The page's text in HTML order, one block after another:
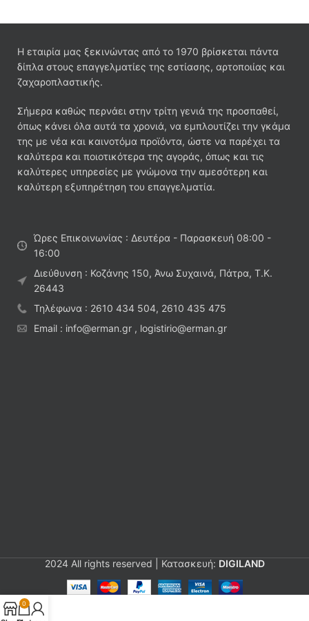
Η εταιρία μας ξεκινώντας από το 1970 βρίσκεται πάντα
δίπλα στους επαγγελματίες της εστίασης, αρτοποιίας και
ζαχαροπλαστικής.
Σήμερα καθώς περνάει στην τρίτη γενιά της προσπαθεί,
όπως κάνει όλα αυτά τα χρονιά, να εμπλουτίζει την γκάμα
της με νέα και καινοτόμα προϊόντα, ώστε να παρέχει τα
καλύτερα και ποιοτικότερα της αγοράς, όπως και τις
καλύτερες υπηρεσίες με γνώμονα την αμεσότερη και
καλύτερη εξυπηρέτηση του επαγγελματία.
Ώρες Επικοινωνίας : Δευτέρα - Παρασκευή 08:00 -
16:00
Διεύθυνση : Κοζάνης 150, Άνω Συχαινά, Πάτρα, Τ.Κ.
26443
Τηλέφωνα : 2610 434 504, 2610 435 475
Email : info@erman.gr , logistirio@erman.gr
2024 All rights reserved | Κατασκευή: DIGILAND
0